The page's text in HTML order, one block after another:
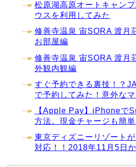
松原湖高原オートキャン
ウスを利用してみた
修善寺温泉 宙SORA 渡月
お部屋編
修善寺温泉 宙SORA 渡月
外観内観編
すぐ予約できる裏技！？
で予約してみた！意外な
【Apple Pay】iPhoneで
方法。現金チャージも簡単
東京ディズニーリゾート
対応！！2018年11月5日か